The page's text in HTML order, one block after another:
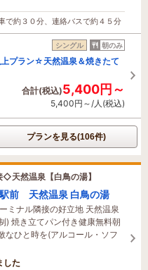
で約３０分、連絡バスで約４５分
シングル 朝のみ
プラン☆天然温泉＆焼きたて
合計(税込)5,400円～
5,400円～/人(税込)
プランを見る(106件)
天然温泉【白鳥の湯】
前 天然温泉 白鳥の湯
ミナル隣接の好立地 天然温泉
) 焼き立てパン付き健康無料朝
なひと時を(アルコール・ソフ
した